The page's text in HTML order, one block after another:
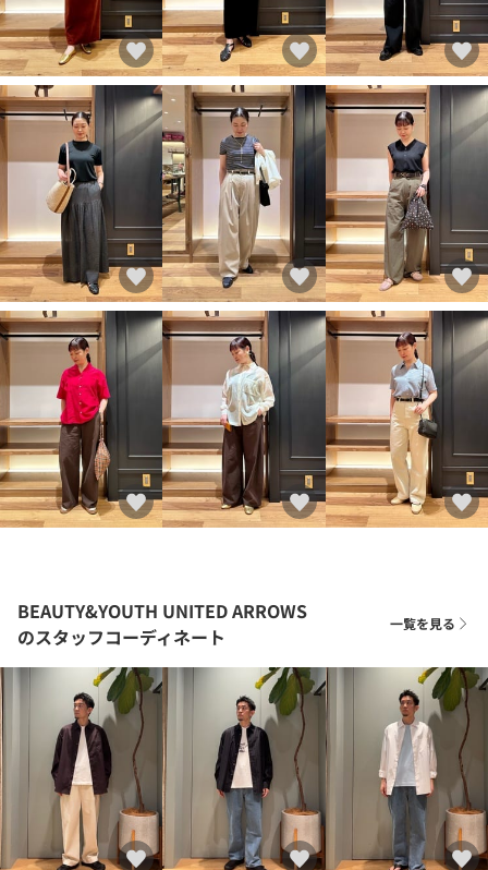
BEAUTY&YOUTH UNITED ARROWS
のスタッフコーディネート
一覧を見る